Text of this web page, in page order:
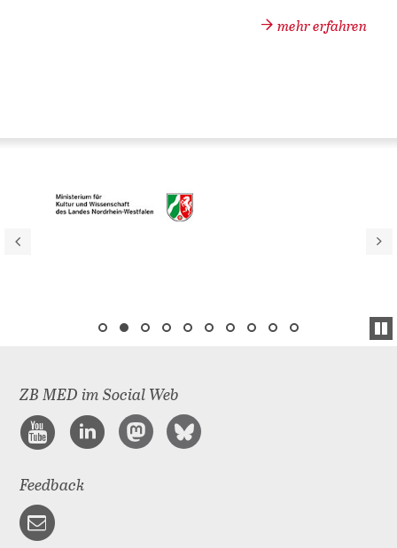
mehr erfahren
ZB MED im Social Web
Feedback